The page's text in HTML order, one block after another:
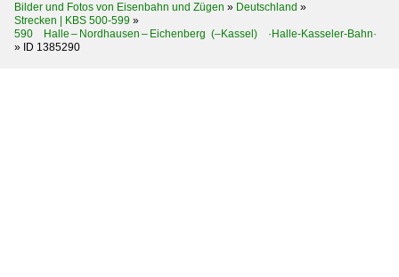
Bilder und Fotos von Eisenbahn und Zügen » Deutschland »
Strecken | KBS 500-599 »
590 Halle – Nordhausen – Eichenberg (–Kassel) ·Halle-Kasseler-Bahn·
» ID 1385290